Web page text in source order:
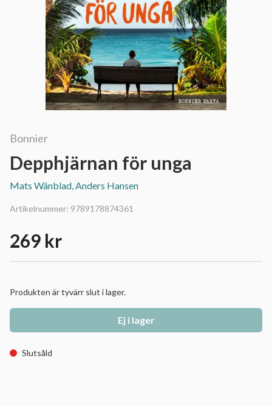
Bonnier
Depphjärnan för unga
Mats Wänblad, Anders Hansen
Artikelnummer: 9789178874361
269 kr
Produkten är tyvärr slut i lager.
Ej i lager
Slutsåld